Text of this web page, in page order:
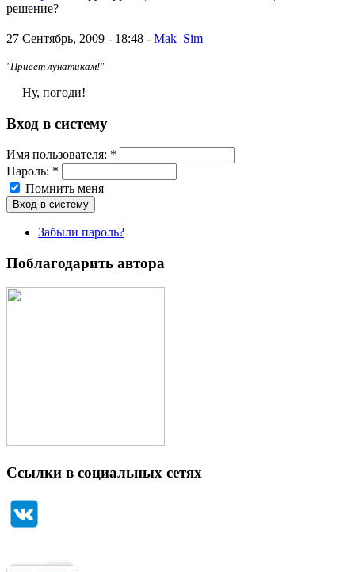
решение?
27 Сентябрь, 2009 - 18:48 - Mak_Sim
"Привет лунатикам!"
— Ну, погоди!
Вход в систему
Имя пoльзовaтeля: *
Пароль: *
Помнить меня
Забыли пароль?
Поблагодарить автора
Ссылки в социальных сетях